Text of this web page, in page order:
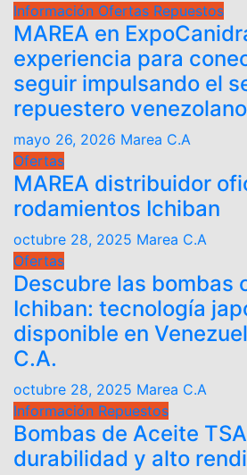
Información Ofertas Repuestos
MAREA en
experiencia para
seguir impulsando el
repuestero venezolano
mayo 26, 2026 Marea C.A
Ofertas
MAREA distribuidor
rodamientos Ichiban
octubre 28, 2025 Marea C.A
Ofertas
Descubre las bombas
Ichiban: tecnología
disponible en
C.A.
octubre 28, 2025 Marea C.A
Información Repuestos
Bombas de Aceite
durabilidad y alto